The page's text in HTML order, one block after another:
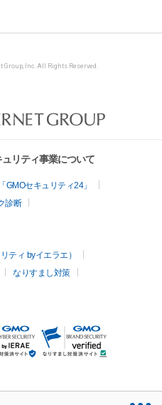
Group, Inc. All Rights Reserved.
リティ事業について
セキュリティ24」
診断
ティ byイエラエ）
なりすまし対策